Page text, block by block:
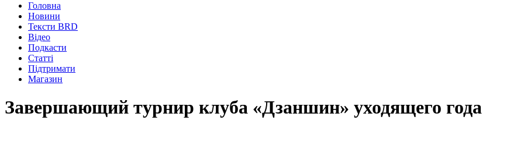
Головна
Новини
Тексти BRD
Відео
Подкасти
Статті
Підтримати
Магазин
Завершающий турнир клуба «Дзаншин» уходящего года